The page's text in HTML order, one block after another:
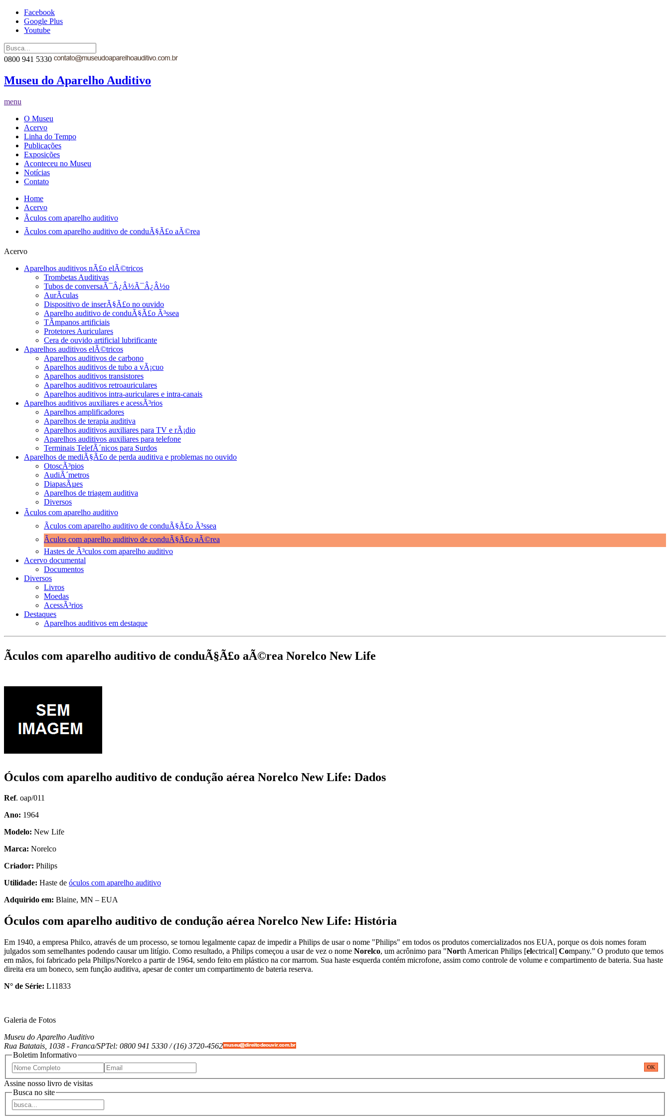
Facebook
Google Plus
Youtube
0800 941 5330
Museu do Aparelho Auditivo
menu
O Museu
Acervo
Linha do Tempo
Publicações
Exposições
Aconteceu no Museu
Notícias
Contato
Home
Acervo
Ãculos com aparelho auditivo
Ãculos com aparelho auditivo de conduÃ§Ã£o aÃ©rea
Acervo
Aparelhos auditivos nÃ£o elÃ©tricos
Trombetas Auditivas
Tubos de conversaÃ¯Â¿Â½Ã¯Â¿Â½o
AurÃ­culas
Dispositivo de inserÃ§Ã£o no ouvido
Aparelho auditivo de conduÃ§Ã£o Ã³ssea
TÃ­mpanos artificiais
Protetores Auriculares
Cera de ouvido artificial lubrificante
Aparelhos auditivos elÃ©tricos
Aparelhos auditivos de carbono
Aparelhos auditivos de tubo a vÃ¡cuo
Aparelhos auditivos transistores
Aparelhos auditivos retroauriculares
Aparelhos auditivos intra-auriculares e intra-canais
Aparelhos auditivos auxiliares e acessÃ³rios
Aparelhos amplificadores
Aparelhos de terapia auditiva
Aparelhos auditivos auxiliares para TV e rÃ¡dio
Aparelhos auditivos auxiliares para telefone
Terminais TelefÃ´nicos para Surdos
Aparelhos de mediÃ§Ã£o de perda auditiva e problemas no ouvido
OtoscÃ³pios
AudiÃ´metros
DiapasÃµes
Aparelhos de triagem auditiva
Diversos
Ãculos com aparelho auditivo
Ãculos com aparelho auditivo de conduÃ§Ã£o Ã³ssea
Ãculos com aparelho auditivo de conduÃ§Ã£o aÃ©rea
Hastes de Ã³culos com aparelho auditivo
Acervo documental
Documentos
Diversos
Livros
Moedas
AcessÃ³rios
Destaques
Aparelhos auditivos em destaque
Ãculos com aparelho auditivo de conduÃ§Ã£o aÃ©rea Norelco New Life
Óculos com aparelho auditivo de condução aérea Norelco New Life: Dados
Ref. oap/011
Ano: 1964
Modelo: New Life
Marca: Norelco
Criador: Philips
Utilidade: Haste de óculos com aparelho auditivo
Adquirido em: Blaine, MN – EUA
Óculos com aparelho auditivo de condução aérea Norelco New Life: História
Em 1940, a empresa Philco, através de um processo, se tornou legalmente capaz de impedir a Philips de usar o nome "Philips" em todos os produtos comercializados nos EUA, porque os dois nomes foram
julgados som semelhantes podendo causar um litígio. Como resultado, a Philips começou a usar de vez o nome Norelco, um acrônimo para "North American Philips [electrical] Company.” O produto que temos
em mãos, foi fabricado pela Philips/Norelco a partir de 1964, sendo feito em plástico na cor marrom. Sua haste esquerda contém microfone, assim como controle de volume e compartimento de bateria. Sua haste
direita era um boneco, sem função auditiva, apesar de conter um compartimento de bateria reserva.
N° de Série: L11833
Galeria de Fotos
Museu do Aparelho Auditivo
Rua Batatais, 1038 - Franca/SPTel: 0800 941 5330 / (16) 3720-4562
Boletim Informativo
OK
Assine nosso livro de visitas
Busca no site